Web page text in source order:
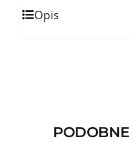
Ten
produkt
Opis
PODOBNE